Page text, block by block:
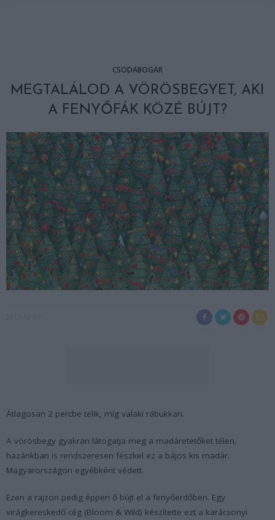
CSODABOGÁR
MEGTALÁLOD A VÖRÖSBEGYET, AKI
A FENYŐFÁK KÖZÉ BÚJT?
Átlagosan 2 percbe telik, míg valaki rábukkan.
A vörösbegy gyakran látogatja meg a madáretetőket télen,
hazánkban is rendszeresen fészkel ez a bájos kis madár.
Magyarországon egyébként védett.
Ezen a rajzon pedig éppen ő bújt el a fenyőerdőben. Egy
virágkereskedő cég (Bloom & Wild) készítette ezt a karácsonyi